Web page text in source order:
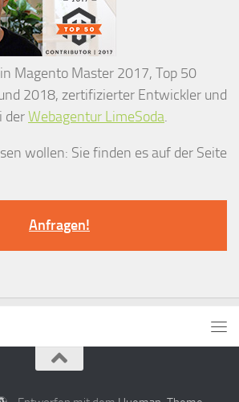
Magento Master 2017, Top 50
2018, zertifizierter Entwickler und
derWebagentur LimeSoda.
wollen: Sie finden es auf der Seite
Anfragen!